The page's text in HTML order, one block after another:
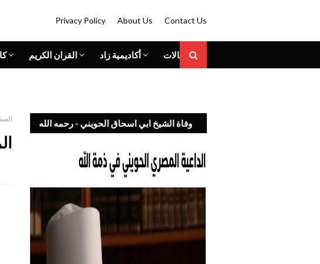
Privacy Policy About Us Contact Us
القران الكريم أكاديمية زاد المقالات
وفاة الشيخ ابي اسحاق الحويني - رحمه الله